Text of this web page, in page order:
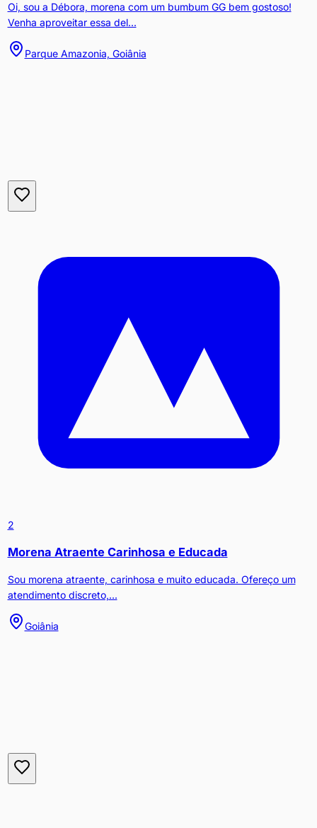
Oi, sou a Débora, morena com um bumbum GG bem gostoso!
Venha aproveitar essa del...
Parque Amazonia, Goiânia
2
Morena Atraente Carinhosa e Educada
Sou morena atraente, carinhosa e muito educada. Ofereço um
atendimento discreto,...
Goiânia